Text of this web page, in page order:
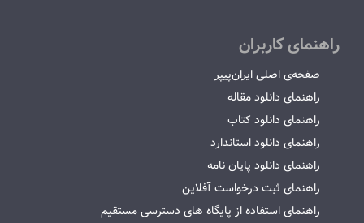
راهنمای کاربران
صفحه‌ی اصلی ایران‌پیپر
راهنمای دانلود مقاله
راهنمای دانلود کتاب
راهنمای دانلود استاندارد
راهنمای دانلود پایان نامه
راهنمای ثبت درخواست آفلاین
راهنمای استفاده از پایگاه های دسترسی مستقیم